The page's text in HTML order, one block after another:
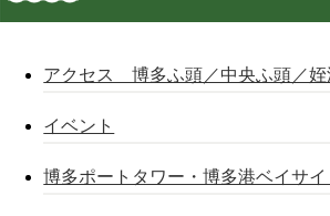
アクセス 博多ふ頭／中央ふ頭／
イベント
博多ポートタワー・博多港ベイサ